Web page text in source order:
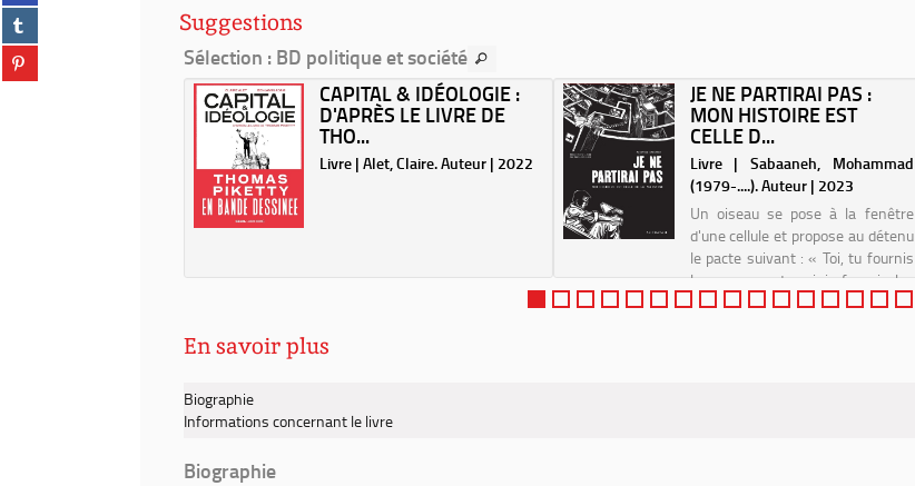
(Nouvelle
fenêtre)
facebook
(Nouvelle
fenêtre)
Partager
sur
tumblr
(Nouvelle
Partager
sur
-
Capital
&
idéologie
Thomas
Benjamin
Adam
Suggestions
Sélection : BD politique et société
CAPITAL & IDÉOLOGIE :
D'APRÈS LE LIVRE DE
THO...
Livre | Alet, Claire. Auteur | 2022
JE NE PARTIRAI PAS :
MON HISTOIRE EST
CELLE D...
Livre | Sabaaneh, Mohammad
(1979-....). Auteur | 2023
Un oiseau se pose à la fenêtre
d'une cellule et propose au détenu
le pacte suivant : « Toi, tu fournis
les crayons et moi, je fournis les
histoires.» Chaque jour, armé de
En savoir plus
Biographie
Informations concernant le livre
Biographie